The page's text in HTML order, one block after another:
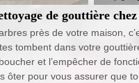
de gouttière
près de votre maison,
tombent dans votre
et l’empêcher de
ôter pour vous assurer que